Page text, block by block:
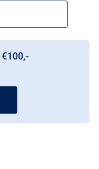
€100,-